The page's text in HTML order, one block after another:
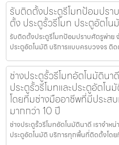
รับติดตั้งประตูรีโมทป้อมปร
ตั้ง ประตูรั้วรีโมท ประตูอัตโน
รับติดตั้งประตูรีโมทป้อมปราบศัตรูพ่าย
ประตูอัตโนมัติ บริการแบบครบวงจร ติ
ช่างประตูรั้วรีโมทอัตโนมัตินา
ประตูรั้วรีโมทและประตูอัตโ
โดยทีมช่างมืออาชีพที่มีประส
มากกว่า 10 ปี
ช่างประตูรั้วรีโมทอัตโนมัตินาดี เราจำห
ประตูอัตโนมัติ บริการทุกพื้นที่ติดตั้งโด